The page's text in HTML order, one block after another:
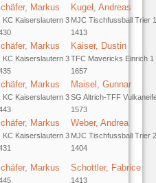
Markus
KC Kaiserslautern 3
Kugel, Andreas
MJC Tischfussball Trier 1
1413
Markus
KC Kaiserslautern 3
Kaiser, Dustin
TFC Mavericks Einrich 1
1657
Markus
KC Kaiserslautern 3
Maisel, Gunnar
SG Altrich-TFF
1573
Markus
KC Kaiserslautern 3
Weber, Andrea
MJC Tischfussball Trier 2
1404
Markus Schottler, Fabrice
1413